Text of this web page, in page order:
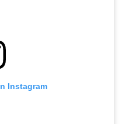
Instagram